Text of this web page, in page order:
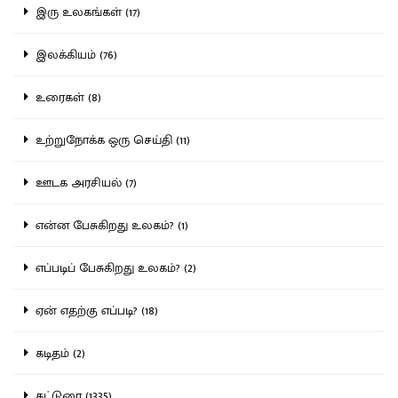
இரு உலகங்கள் (17)
இலக்கியம் (76)
உரைகள் (8)
உற்றுநோக்க ஒரு செய்தி (11)
ஊடக அரசியல் (7)
என்ன பேசுகிறது உலகம்? (1)
எப்படிப் பேசுகிறது உலகம்? (2)
ஏன் எதற்கு எப்படி? (18)
கடிதம் (2)